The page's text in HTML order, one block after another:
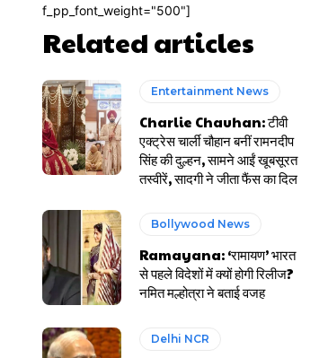
f_pp_font_weight="500"]
Related articles
Entertainment News
Charlie Chauhan: टीवी
एक्ट्रेस चार्ली चौहान बनीं रामनदीप
सिंह की दुल्हन, सामने आईं खूबसूरत
तस्वीरें, सादगी ने जीता फैंस का दिल
Bollywood News
Ramayana: ‘रामायण’ भारत
से पहले विदेशों में क्यों होगी रिलीज?
नमित मल्होत्रा ने बताई वजह
Delhi NCR